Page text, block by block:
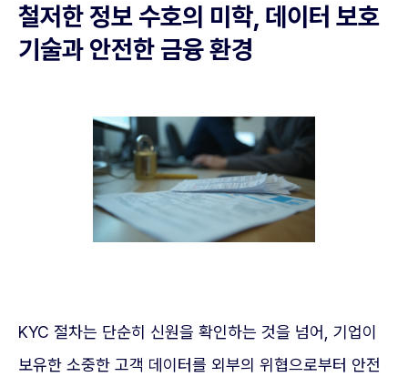
철저한 정보 수호의 미학, 데이터 보호
기술과 안전한 금융 환경
KYC 절차는 단순히 신원을 확인하는 것을 넘어, 기업이
보유한 소중한 고객 데이터를 외부의 위협으로부터 안전